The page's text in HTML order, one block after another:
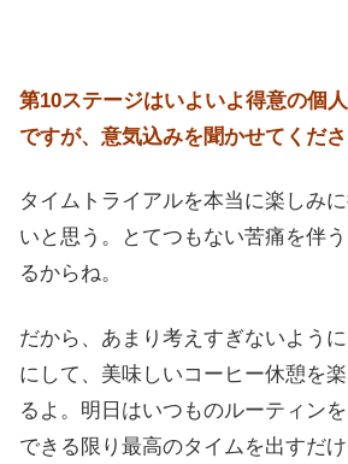
第10ステージはいよいよ得意の個
ですが、意気込みを聞かせてくださ
タイムトライアルを本当に楽しみ
いと思う。とてつもない苦痛を伴
るからね。
だから、あまり考えすぎないよう
にして、美味しいコーヒー休憩を
るよ。明日はいつものルーティン
できる限り最高のタイムを出すだけ